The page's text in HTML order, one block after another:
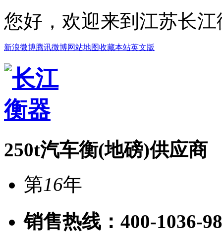
您好，欢迎来到江苏长
新浪微博腾讯微博网站地图收藏本站英文版
250t汽车衡(地磅)供应商
第16年
销售热线： 400-1036-